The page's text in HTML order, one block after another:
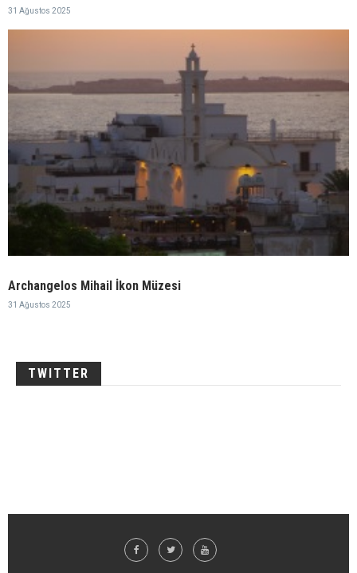
31 Ağustos 2025
Archangelos Mihail İkon Müzesi
31 Ağustos 2025
TWITTER